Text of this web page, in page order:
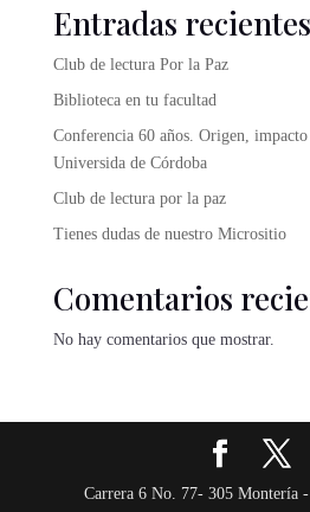
Entradas recientes
Club de lectura Por la Paz
Biblioteca en tu facultad
Conferencia 60 años. Origen,
Universida de Córdoba
Club de lectura por la paz
Tienes dudas de nuestro Micrositio
Comentarios
No hay comentarios que mostrar.
Carrera 6 No. 77- 305 Montería